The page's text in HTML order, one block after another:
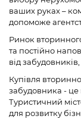
ваших руках –
допоможе
Ринок
та постійно
від забудовників,
Купівля
забудовника - це
Туристичний
для розвитку